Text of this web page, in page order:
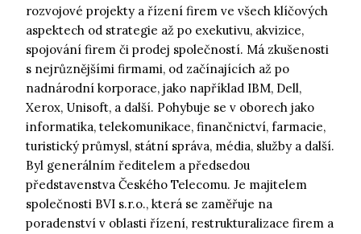
rozvojové projekty a řízení firem ve všech klíčových
aspektech od strategie až po exekutivu, akvizice,
spojování firem či prodej společností. Má zkušenosti
s nejrůznějšími firmami, od začínajících až po
nadnárodní korporace, jako například IBM, Dell,
Xerox, Unisoft, a další. Pohybuje se v oborech jako
informatika, telekomunikace, finančnictví, farmacie,
turistický průmysl, státní správa, média, služby a další.
Byl generálním ředitelem a předsedou
představenstva Českého Telecomu. Je majitelem
společnosti BVI s.r.o., která se zaměřuje na
poradenství v oblasti řízení, restrukturalizace firem a